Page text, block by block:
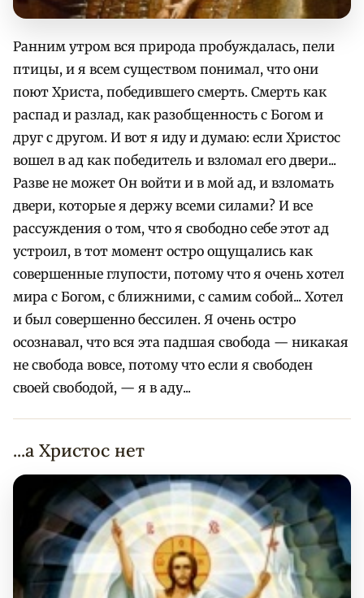
Ранним утром вся природа пробуждалась, пели
птицы, и я всем существом понимал, что они
поют Христа, победившего смерть. Смерть как
распад и разлад, как разобщенность с Богом и
друг с другом. И вот я иду и думаю: если Христос
вошел в ад как победитель и взломал его двери...
Разве не может Он войти и в мой ад, и взломать
двери, которые я держу всеми силами? И все
рассуждения о том, что я свободно себе этот ад
устроил, в тот момент остро ощущались как
совершенные глупости, потому что я очень хотел
мира с Богом, с ближними, с самим собой... Хотел
и был совершенно бессилен. Я очень остро
осознавал, что вся эта падшая свобода — никакая
не свобода вовсе, потому что если я свободен
своей свободой, — я в аду...
...а Христос нет